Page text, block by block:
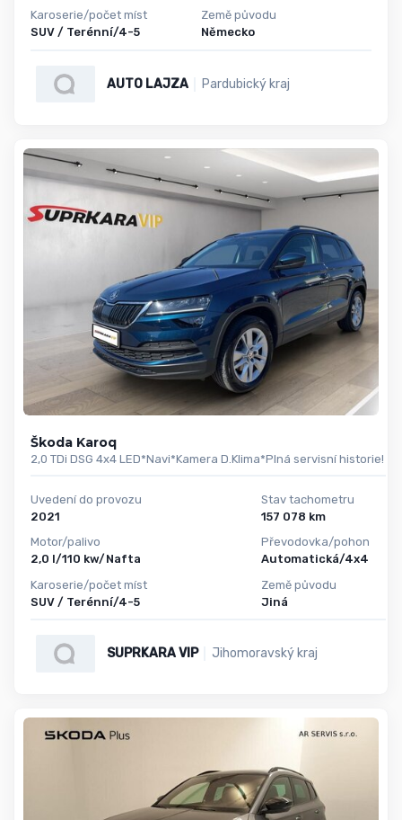
Karoserie/počet míst
SUV / Terénní/4-5
Země původu
Německo
AUTO LAJZA Pardubický kraj
Škoda Karoq
2,0 TDi DSG 4x4 LED*Navi*Kamera D.Klima*Plná servisní historie!
Uvedení do provozu
2021
Motor/palivo
2,0 l/110 kw/Nafta
Karoserie/počet míst
SUV / Terénní/4-5
Stav tachometru
157 078 km
Převodovka/pohon
Automatická/4x4
Země původu
Jiná
SUPRKARA VIP Jihomoravský kraj